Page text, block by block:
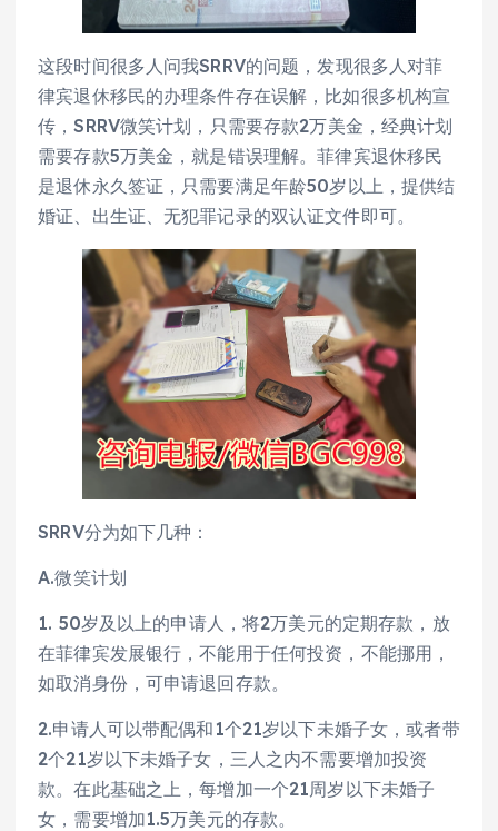
这段时间很多人问我SRRV的问题，发现很多人对菲
律宾退休移民的办理条件存在误解，比如很多机构宣
传，SRRV微笑计划，只需要存款2万美金，经典计划
需要存款5万美金，就是错误理解。菲律宾退休移民
是退休永久签证，只需要满足年龄50岁以上，提供结
婚证、出生证、无犯罪记录的双认证文件即可。
SRRV分为如下几种：
A.微笑计划
1. 50岁及以上的申请人，将2万美元的定期存款，放
在菲律宾发展银行，不能用于任何投资，不能挪用，
如取消身份，可申请退回存款。
2.申请人可以带配偶和1个21岁以下未婚子女，或者带
2个21岁以下未婚子女，三人之内不需要增加投资
款。在此基础之上，每增加一个21周岁以下未婚子
女，需要增加1.5万美元的存款。